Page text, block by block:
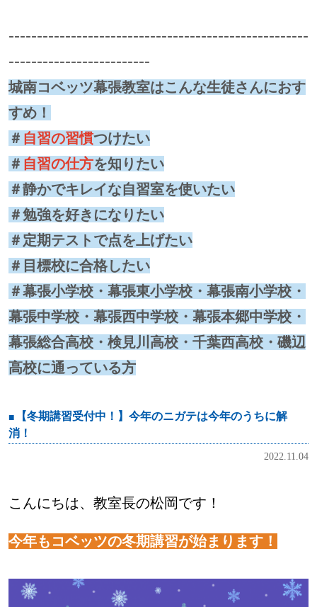
-----------------------------------------------------
-------------------------
城南コベッツ幕張教室はこんな生徒さんにおす
すめ！
＃ 自習の習慣つけたい
＃ 自習の仕方を知りたい
＃静かでキレイな自習室を使いたい
＃勉強を好きになりたい
＃定期テストで点を上げたい
＃目標校に合格したい
＃幕張小学校・幕張東小学校・幕張南小学校・
幕張中学校・幕張西中学校・幕張本郷中学校・
幕張総合高校・検見川高校・千葉西高校・磯辺
高校に通っている方
【冬期講習受付中！】今年のニガテは今年のうちに解
消！
2022.11.04
こんにちは、教室長の松岡です！
今年もコベッツの冬期講習が始まります！